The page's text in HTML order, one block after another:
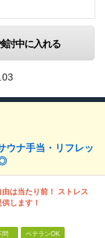
討中に入れる
ウナ手当・リフレッ
は当たり前！ ストレス
します！
問 ベテランOK